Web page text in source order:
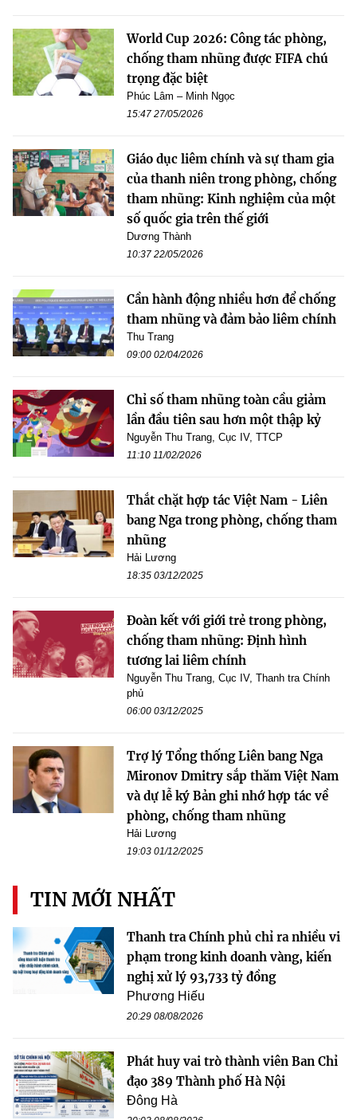
World Cup 2026: Công tác phòng,
chống tham nhũng được FIFA chú
trọng đặc biệt
Phúc Lâm – Minh Ngọc
15:47 27/05/2026
Giáo dục liêm chính và sự tham gia
của thanh niên trong phòng, chống
tham nhũng: Kinh nghiệm của một
số quốc gia trên thế giới
Dương Thành
10:37 22/05/2026
Cần hành động nhiều hơn để chống
tham nhũng và đảm bảo liêm chính
Thu Trang
09:00 02/04/2026
Chỉ số tham nhũng toàn cầu giảm
lần đầu tiên sau hơn một thập kỷ
Nguyễn Thu Trang, Cục IV, TTCP
11:10 11/02/2026
Thắt chặt hợp tác Việt Nam - Liên
bang Nga trong phòng, chống tham
nhũng
Hải Lương
18:35 03/12/2025
Đoàn kết với giới trẻ trong phòng,
chống tham nhũng: Định hình
tương lai liêm chính
Nguyễn Thu Trang, Cục IV, Thanh tra Chính
phủ
06:00 03/12/2025
Trợ lý Tổng thống Liên bang Nga
Mironov Dmitry sắp thăm Việt Nam
và dự lễ ký Bản ghi nhớ hợp tác về
phòng, chống tham nhũng
Hải Lương
19:03 01/12/2025
TIN MỚI NHẤT
Thanh tra Chính phủ chỉ ra nhiều vi
phạm trong kinh doanh vàng, kiến
nghị xử lý 93,733 tỷ đồng
Phương Hiếu
20:29 08/08/2026
Phát huy vai trò thành viên Ban Chỉ
đạo 389 Thành phố Hà Nội
Đông Hà